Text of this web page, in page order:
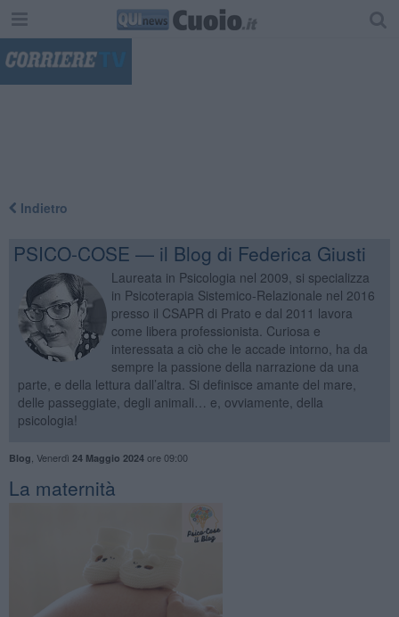
Indietro
PSICO-COSE — il Blog di Federica Giusti
Laureata in Psicologia nel 2009, si specializza
in Psicoterapia Sistemico-Relazionale nel 2016
presso il CSAPR di Prato e dal 2011 lavora
come libera professionista. Curiosa e
interessata a ciò che le accade intorno, ha da
sempre la passione della narrazione da una
parte, e della lettura dall’altra. Si definisce amante del mare,
delle passeggiate, degli animali… e, ovviamente, della
psicologia!
Blog Venerdì 24 Maggio 2024ore 09:00
La maternità